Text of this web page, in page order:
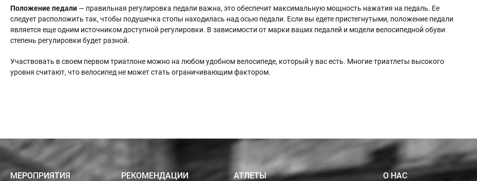
Положение педали — правильная регулировка педали важна, это обеспечит максимальную мощность нажатия на педаль. Ее
следует расположить так, чтобы подушечка стопы находилась над осью педали. Если вы едете пристегнутыми, положение педали
является еще одним источником доступной регулировки. В зависимости от марки ваших педалей и модели велосипедной обуви
степень регулировки будет разной.
Участвовать в своем первом триатлоне можно на любом удобном велосипеде, который у вас есть. Многие триатлеты высокого
уровня считают, что велосипед не может стать ограничивающим фактором.
МЕРОПРИЯТИЯ РЕКОМЕНДАЦИИ АТЛЕТЫ О НАС